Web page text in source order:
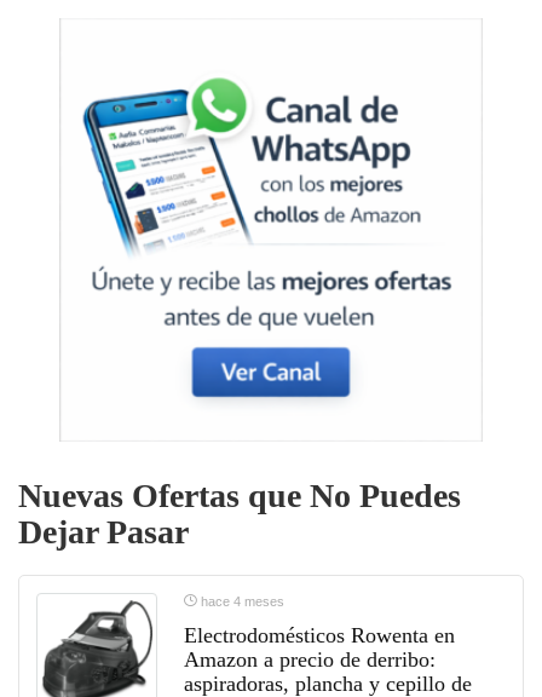
6250mAh, 16MP+8MP,
Nuevas Ofertas que No Puedes
Dejar Pasar
hace 4 meses
Electrodomésticos Rowenta en
Amazon a precio de derribo:
aspiradoras, plancha y cepillo de